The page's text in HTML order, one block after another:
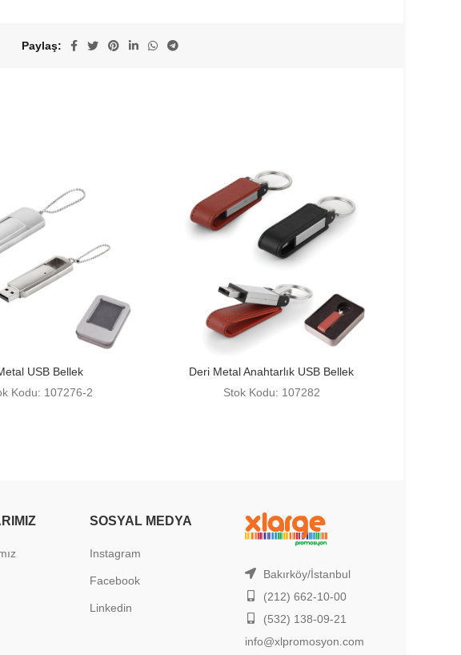
Paylaş
USB Bellek
Kodu: 107276-2
Deri Metal Anahtarlık USB Bellek
Stok Kodu: 107282
SOSYAL MEDYA
Instagram
Facebook
Linkedin
Bakırköy/İstanbul
(212) 662-10-00
(532) 138-09-21
info@xlpromosyon.com